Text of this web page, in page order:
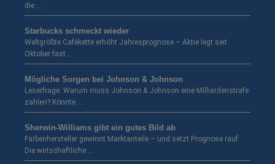
die …
Starbucks schmeckt wieder
Weltgrößte Cafékette erhöht Jahresprognose – Aktie legt seit
Oktober fast …
Mögliche Sorgen bei Johnson & Johnson
Leserfrage: Warum muss Johnson & Johnson eine Milliardenstrafe
zahlen? Könnte …
Sherwin-Williams gibt ein gutes Bild ab
Farbenhersteller gewinnt Marktanteile – und setzt Prognose rauf.
Die wirtschaftliche …